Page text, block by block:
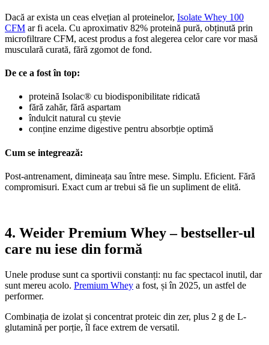
Dacă ar exista un ceas elvețian al proteinelor, Isolate Whey 100
CFM ar fi acela. Cu aproximativ 82% proteină pură, obținută prin
microfiltrare CFM, acest produs a fost alegerea celor care vor masă
musculară curată, fără zgomot de fond.
De ce a fost în top:
proteină Isolac® cu biodisponibilitate ridicată
fără zahăr, fără aspartam
îndulcit natural cu ștevie
conține enzime digestive pentru absorbție optimă
Cum se integrează:
Post-antrenament, dimineața sau între mese. Simplu. Eficient. Fără
compromisuri. Exact cum ar trebui să fie un supliment de elită.
4. Weider Premium Whey – bestseller-ul
care nu iese din formă
Unele produse sunt ca sportivii constanți: nu fac spectacol inutil, dar
sunt mereu acolo. Premium Whey a fost, și în 2025, un astfel de
performer.
Combinația de izolat și concentrat proteic din zer, plus 2 g de L-
glutamină per porție, îl face extrem de versatil.